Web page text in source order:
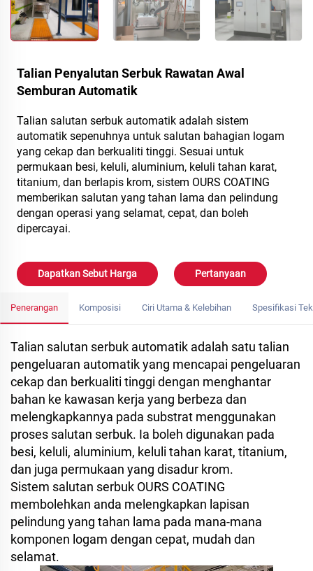
Talian Penyalutan Serbuk Rawatan Awal
Semburan Automatik
Talian salutan serbuk automatik adalah sistem
automatik sepenuhnya untuk salutan bahagian logam
yang cekap dan berkualiti tinggi. Sesuai untuk
permukaan besi, keluli, aluminium, keluli tahan karat,
titanium, dan berlapis krom, sistem OURS COATING
memberikan salutan yang tahan lama dan pelindung
dengan operasi yang selamat, cepat, dan boleh
dipercayai.
Dapatkan Sebut Harga Pertanyaan
Penerangan Komposisi Ciri Utama & Kelebihan Spesifikasi
Talian salutan serbuk automatik adalah satu talian
pengeluaran automatik yang mencapai pengeluaran
cekap dan berkualiti tinggi dengan menghantar
bahan ke kawasan kerja yang berbeza dan
melengkapkannya pada substrat menggunakan
proses salutan serbuk. Ia boleh digunakan pada
besi, keluli, aluminium, keluli tahan karat, titanium,
dan juga permukaan yang disadur krom.
Sistem salutan serbuk OURS COATING
membolehkan anda melengkapkan lapisan
pelindung yang tahan lama pada mana-mana
komponen logam dengan cepat, mudah dan
selamat.